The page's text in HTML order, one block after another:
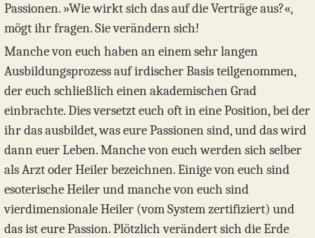
Passionen. »Wie wirkt sich das auf die Verträge aus?«,
mögt ihr fragen. Sie verändern sich!
Manche von euch haben an einem sehr langen
Ausbildungsprozess auf irdischer Basis teilgenommen,
der euch schließlich einen akademischen Grad
einbrachte. Dies versetzt euch oft in eine Position, bei der
ihr das ausbildet, was eure Passionen sind, und das wird
dann euer Leben. Manche von euch werden sich selber
als Arzt oder Heiler bezeichnen. Einige von euch sind
esoterische Heiler und manche von euch sind
vierdimensionale Heiler (vom System zertifiziert) und
das ist eure Passion. Plötzlich verändert sich die Erde